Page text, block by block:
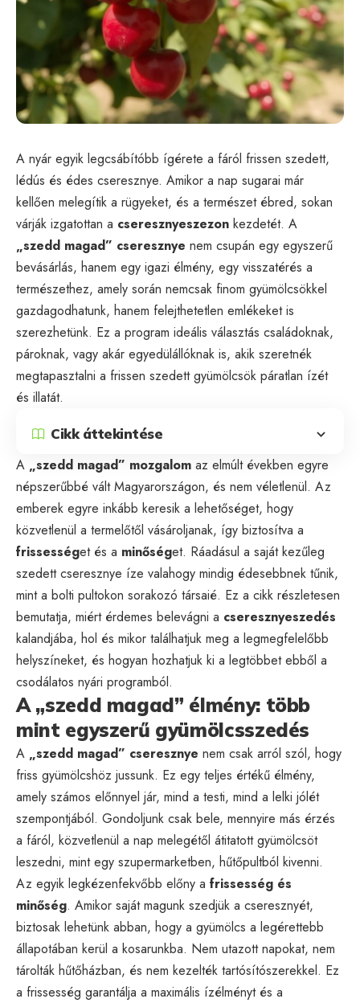
A nyár egyik legcsábítóbb ígérete a fáról frissen szedett,
lédús és édes cseresznye. Amikor a nap sugarai már
kellően melegítik a rügyeket, és a természet ébred, sokan
várják izgatottan a cseresznyeszezon kezdetét. A
„szedd magad” cseresznye nem csupán egy egyszerű
bevásárlás, hanem egy igazi élmény, egy visszatérés a
természethez, amely során nemcsak finom gyümölcsökkel
gazdagodhatunk, hanem felejthetetlen emlékeket is
szerezhetünk. Ez a program ideális választás családoknak,
pároknak, vagy akár egyedülállóknak is, akik szeretnék
megtapasztalni a frissen szedett gyümölcsök páratlan ízét
és illatát.
Cikk áttekintése
A „szedd magad” mozgalom az elmúlt években egyre
népszerűbbé vált Magyarországon, és nem véletlenül. Az
emberek egyre inkább keresik a lehetőséget, hogy
közvetlenül a termelőtől vásároljanak, így biztosítva a
frissességet és a minőséget. Ráadásul a saját kezűleg
szedett cseresznye íze valahogy mindig édesebbnek tűnik,
mint a bolti pultokon sorakozó társaié. Ez a cikk részletesen
bemutatja, miért érdemes belevágni a cseresznyeszedés
kalandjába, hol és mikor találhatjuk meg a legmegfelelőbb
helyszíneket, és hogyan hozhatjuk ki a legtöbbet ebből a
csodálatos nyári programból.
A „szedd magad” élmény: több
mint egyszerű gyümölcsszedés
A „szedd magad” cseresznye nem csak arról szól, hogy
friss gyümölcshöz jussunk. Ez egy teljes értékű élmény,
amely számos előnnyel jár, mind a testi, mind a lelki jólét
szempontjából. Gondoljunk csak bele, mennyire más érzés
a fáról, közvetlenül a nap melegétől átitatott gyümölcsöt
leszedni, mint egy szupermarketben, hűtőpultból kivenni.
Az egyik legkézenfekvőbb előny a frissesség és
minőség. Amikor saját magunk szedjük a cseresznyét,
biztosak lehetünk abban, hogy a gyümölcs a legérettebb
állapotában kerül a kosarunkba. Nem utazott napokat, nem
tárolták hűtőházban, és nem kezelték tartósítószerekkel. Ez
a frissesség garantálja a maximális ízélményt és a